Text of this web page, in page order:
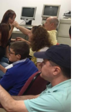
de
de la
de la
ciegos